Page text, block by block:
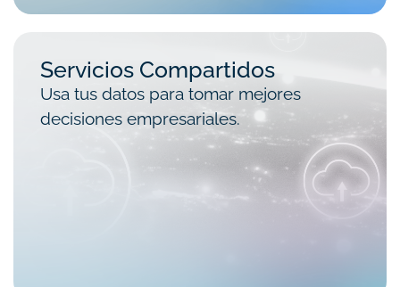
Servicios Compartidos
Usa tus datos para tomar mejores
decisiones empresariales.